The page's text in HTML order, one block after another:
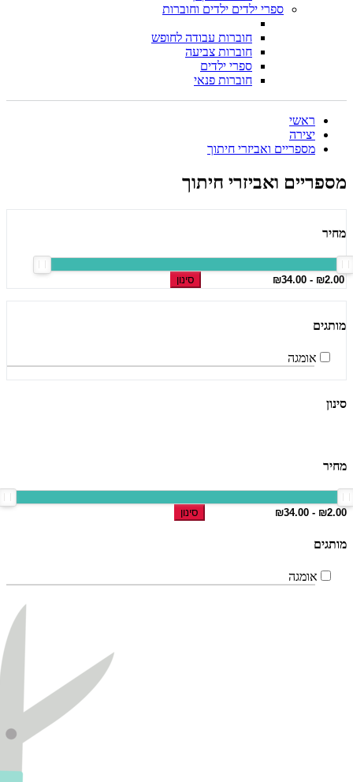
ספרי ילדים ילדים וחוברות
חוברות עבודה לחופש
חוברות צביעה
ספרי ילדים
חוברות פנאי
ראשי
יצירה
מספריים ואביזרי חיתוך
מספריים ואביזרי חיתוך
מחיר
סינון
מותגים
אומגה
סינון
מחיר
סינון
מותגים
אומגה